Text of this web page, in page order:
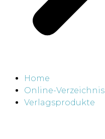
Home
Online-Verzeichnis
Verlagsprodukte